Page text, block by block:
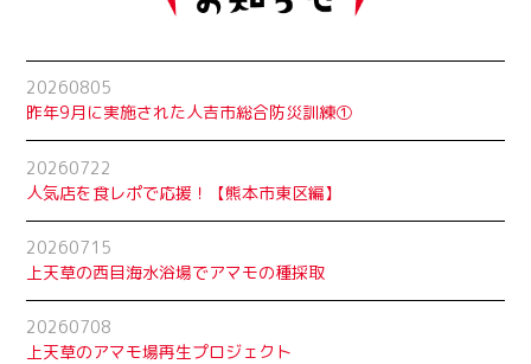
20260805
昨年9月に実施された人吉市総合防災訓練①
20260722
人気店を食レポで応援！【熊本市東区編】
20260715
上天草の西目海水浴場でアマモの種採取
20260708
上天草のアマモ場再生プロジェクト